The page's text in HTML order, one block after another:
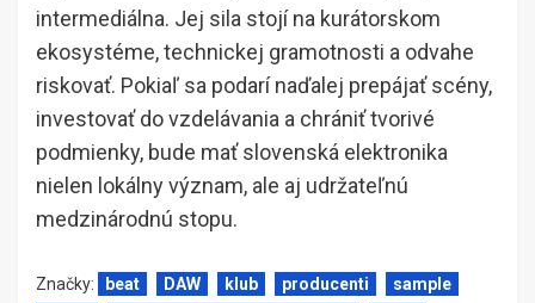
intermediálna. Jej sila stojí na kurátorskom
ekosystéme, technickej gramotnosti a odvahe
riskovať. Pokiaľ sa podarí naďalej prepájať scény,
investovať do vzdelávania a chrániť tvorivé
podmienky, bude mať slovenská elektronika
nielen lokálny význam, ale aj udržateľnú
medzinárodnú stopu.
Značky: beat DAW klub producenti
sample